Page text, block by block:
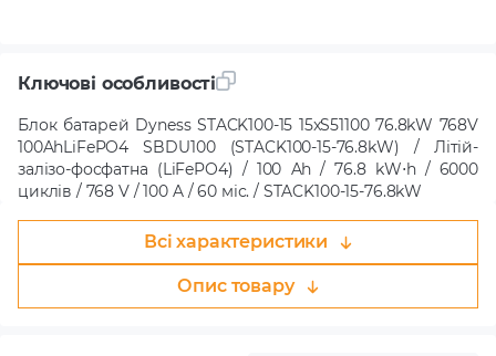
Ключові особливості
Блок батарей Dyness STACK100-15 15xS51100 76.8kW 768V
100AhLiFePO4 SBDU100 (STACK100-15-76.8kW) / Літій-
залізо-фосфатна (LiFePO4) / 100 Ah / 76.8 kW⋅h / 6000
циклів / 768 V / 100 A / 60 міс. / STACK100-15-76.8kW
Всі характеристики
Опис товару